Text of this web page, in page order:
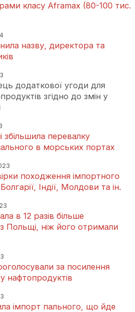
класу Aframax (80-100 тис.
назву, директора та
додаткової угоди для
згідно до змін у
збільшила перевалку
в морських портах
походження імпортного
Індії, Молдови та ін.
в 12 разів більше
Польщі, ніж його отримали
за посилення
нафтопродуктів
імпорт пального, що йде